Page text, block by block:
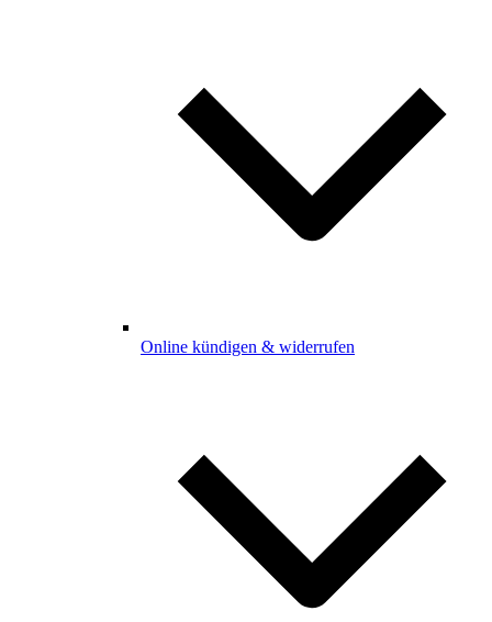
Online kündigen & widerrufen